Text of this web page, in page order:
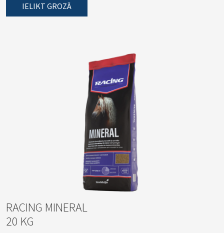
IELIKT GROZĀ
RACING MINERAL
20 KG